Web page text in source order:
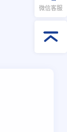
微信客服